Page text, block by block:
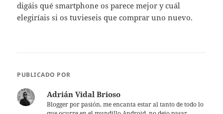
digáis qué smartphone os parece mejor y cuál
elegiríais si os tuvieseis que comprar uno nuevo.
PUBLICADO POR
Adrián Vidal Brioso
Blogger por pasión, me encanta estar al tanto de todo lo